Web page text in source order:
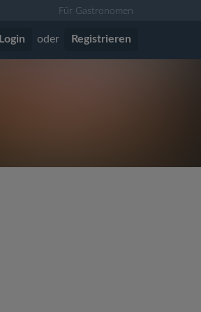
Für Gastronomen
Login oder Registrieren